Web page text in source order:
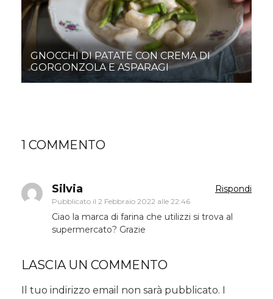
GNOCCHI DI PATATE CON CREMA DI
GORGONZOLA E ASPARAGI
1 COMMENTO
Silvia
Pubblicato il 2 Febbraio 2022 alle 22:46
Rispondi
Ciao la marca di farina che utilizzi si trova al
supermercato? Grazie
LASCIA UN COMMENTO
Il tuo indirizzo email non sarà pubblicato. I